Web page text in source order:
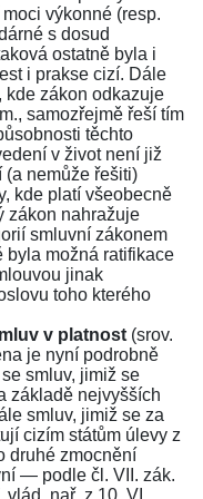
výkonné (resp.
s dosud
ostatně byla i
i prakse cizí. Dále
kde zákon odkazuje
samozřejmě řeší tím
těchto
v život není již
nemůže řešiti)
kde platí všeobecně
zákon nahražuje
smluvní zákonem
byla možná ratifikace
jinak
toho kterého
v platnost (srov.
je nyní podrobně
smluv, jimiž se
základě nejvyšších
smluv, jimiž se za
cizím státům úlevy z
druhé zmocnění
— podle čl. VII. zák.
vlád. nař. z 10. VI.